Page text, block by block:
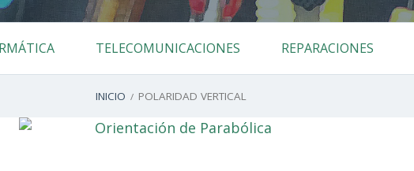
TELECOMUNICACIONES REPARACIONES
INICIO POLARIDAD VERTICAL